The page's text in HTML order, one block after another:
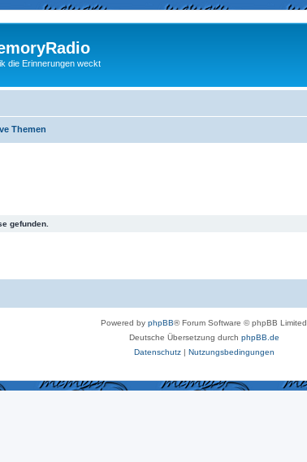
die Erinnerungen weckt
Themen
gefunden.
Powered by phpBB® Forum Software © phpBB Limited
Deutsche Übersetzung durch phpBB.de
Datenschutz| Nutzungsbedingungen